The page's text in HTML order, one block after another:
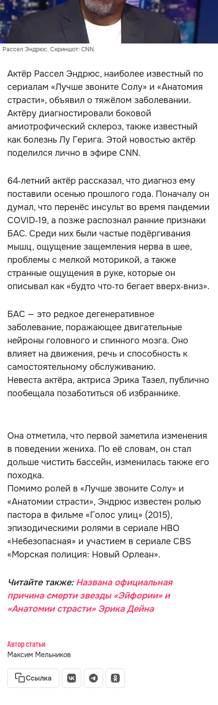
Рассел Эндрюс. Скриншот: CNN
Актёр Рассел Эндрюс, наиболее известный по
сериалам «Лучше звоните Солу» и «Анатомия
страсти», объявил о тяжёлом заболевании.
Актёру диагностировали боковой
амиотрофический склероз, также известный
как болезнь Лу Герига. Этой новостью актёр
поделился лично в эфире CNN.
64‑летний актёр рассказал, что диагноз ему
поставили осенью прошлого года. Поначалу он
думал, что перенёс инсульт во время пандемии
COVID‑19, а позже распознал ранние признаки
БАС. Среди них были частые подёргивания
мышц, ощущение защемления нерва в шее,
проблемы с мелкой моторикой, а также
странные ощущения в руке, которые он
описывал как «будто что‑то бегает вверх‑вниз».
БАС — это редкое дегенеративное
заболевание, поражающее двигательные
нейроны головного и спинного мозга. Оно
влияет на движения, речь и способность к
самостоятельному обслуживанию.
Невеста актёра, актриса Эрика Тазел, публично
пообещала позаботиться об избраннике.
Она отметила, что первой заметила изменения
в поведении жениха. По её словам, он стал
дольше чистить бассейн, изменилась также его
походка.
Помимо ролей в «Лучше звоните Солу» и
«Анатомии страсти», Эндрюс известен ролью
пастора в фильме «Голос улиц» (2015),
эпизодическими ролями в сериале HBO
«Небезопасная» и участием в сериале CBS
«Морская полиция: Новый Орлеан».
Читайте также: Названа официальная
причина смерти звезды «Эйфории» и
«Анатомии страсти» Эрика Дейна
Автор статьи
Максим Мельников
Ссылка